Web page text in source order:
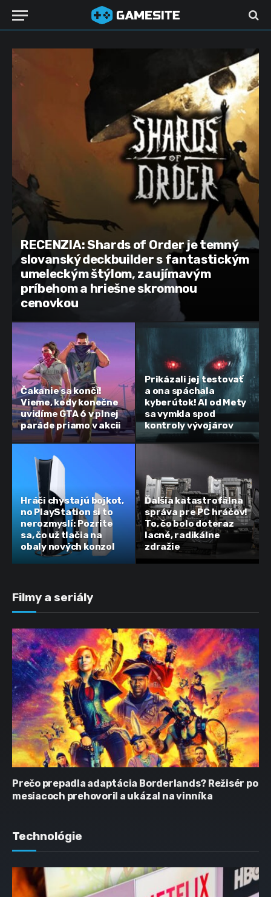
RECENZIA: Shards of Order je temný
slovanský deckbuilder s fantastickým
umeleckým štýlom, zaujímavým
príbehom a hriešne skromnou
cenovkou
Čakanie sa končí!
Vieme, kedy konečne
uvidíme GTA 6 v plnej
paráde priamo v akcii
Prikázali jej testovať
a ona spáchala
kyberútok! AI od Mety
sa vymkla spod
kontroly vývojárov
Hráči chystajú bojkot,
no PlayStation si to
nerozmyslí: Pozrite
sa, čo už tlačia na
obaly nových konzol
Ďalšia katastrofálna
správa pre PC hráčov!
To, čo bolo doteraz
lacné, radikálne
zdražie
Filmy a seriály
Prečo prepadla adaptácia Borderlands? Režisér po
mesiacoch prehovoril a ukázal na vinníka
Technológie